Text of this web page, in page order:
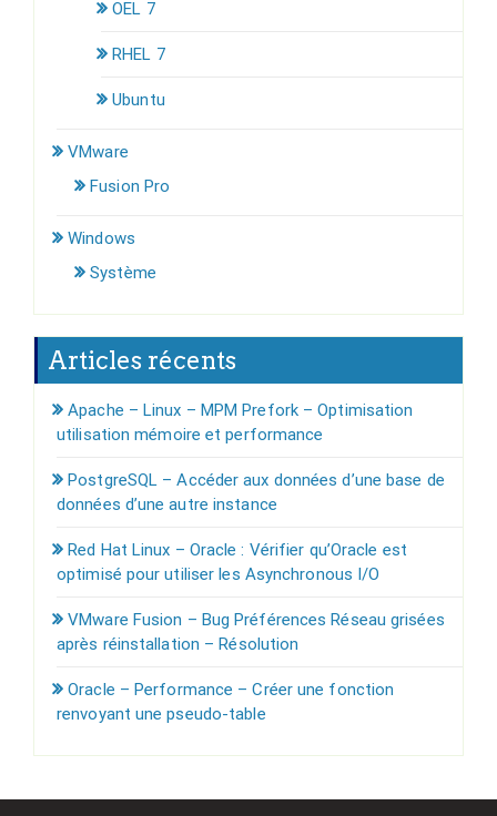
OEL 7
RHEL 7
Ubuntu
VMware
Fusion Pro
Windows
Système
Articles récents
Apache – Linux – MPM Prefork – Optimisation
utilisation mémoire et performance
PostgreSQL – Accéder aux données d’une base de
données d’une autre instance
Red Hat Linux – Oracle : Vérifier qu’Oracle est
optimisé pour utiliser les Asynchronous I/O
VMware Fusion – Bug Préférences Réseau grisées
après réinstallation – Résolution
Oracle – Performance – Créer une fonction
renvoyant une pseudo-table